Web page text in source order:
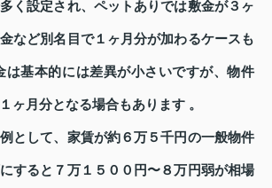
く設定され、ペットありでは敷金が３ヶ
など別名目で１ヶ月分が加わるケースも
は基本的には差異が小さいですが、物件
ヶ月分となる場合もあります 。
として、家賃が約６万５千円の一般物件
すると７万１５００円〜８万円弱が相場